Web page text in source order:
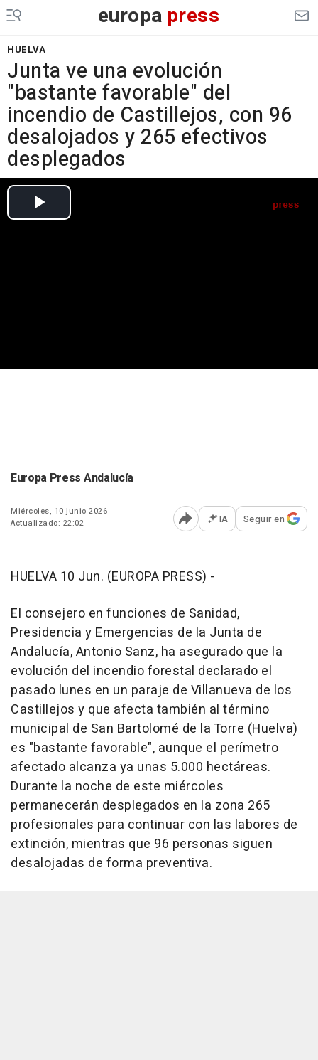
europa press
HUELVA
Junta ve una evolución
"bastante favorable" del
incendio de Castillejos, con 96
desalojados y 265 efectivos
desplegados
Europa Press Andalucía
Miércoles, 10 junio 2026
Actualizado: 22:02
Abrir opciones para
IA Seguir en
HUELVA 10 Jun. (EUROPA PRESS) -
El consejero en funciones de Sanidad,
Presidencia y Emergencias de la Junta de
Andalucía, Antonio Sanz, ha asegurado que la
evolución del incendio forestal declarado el
pasado lunes en un paraje de Villanueva de los
Castillejos y que afecta también al término
municipal de San Bartolomé de la Torre (Huelva)
es "bastante favorable", aunque el perímetro
afectado alcanza ya unas 5.000 hectáreas.
Durante la noche de este miércoles
permanecerán desplegados en la zona 265
profesionales para continuar con las labores de
extinción, mientras que 96 personas siguen
desalojadas de forma preventiva.